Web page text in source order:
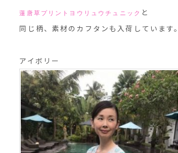
蓮唐草プリントヨウリュウチュニック と
同じ柄、素材のカフタンも入荷しています。
アイボリー